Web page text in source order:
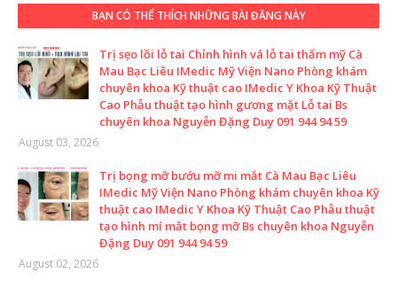
BẠN CÓ THỂ THÍCH NHỮNG BÀI ĐĂNG NÀY
Trị sẹo lồi lỗ tai Chỉnh hình vá lỗ tai thẩm mỹ Cà
Mau Bạc Liêu IMedic Mỹ Viện Nano Phòng khám
chuyên khoa Kỹ thuật cao IMedic Y Khoa Kỹ Thuật
Cao Phẫu thuật tạo hình gương mặt Lỗ tai Bs
chuyên khoa Nguyễn Đặng Duy 091 944 94 59
August 03, 2026
Trị bọng mỡ bướu mỡ mi mắt Cà Mau Bạc Liêu
IMedic Mỹ Viện Nano Phòng khám chuyên khoa Kỹ
thuật cao IMedic Y Khoa Kỹ Thuật Cao Phẫu thuật
tạo hình mí mắt bọng mỡ Bs chuyên khoa Nguyễn
Đặng Duy 091 944 94 59
August 02, 2026